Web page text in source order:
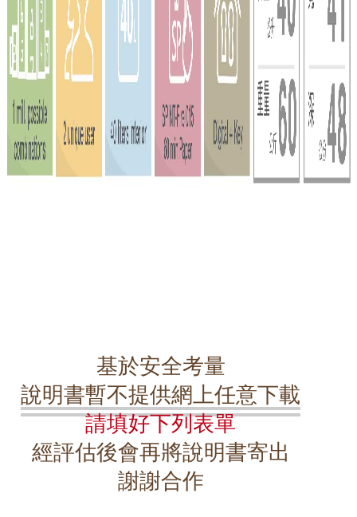
基於安全考量
說明書暫不提供網上任意下載
請填好下列表單
經評估後會再將說明書寄出
謝謝合作